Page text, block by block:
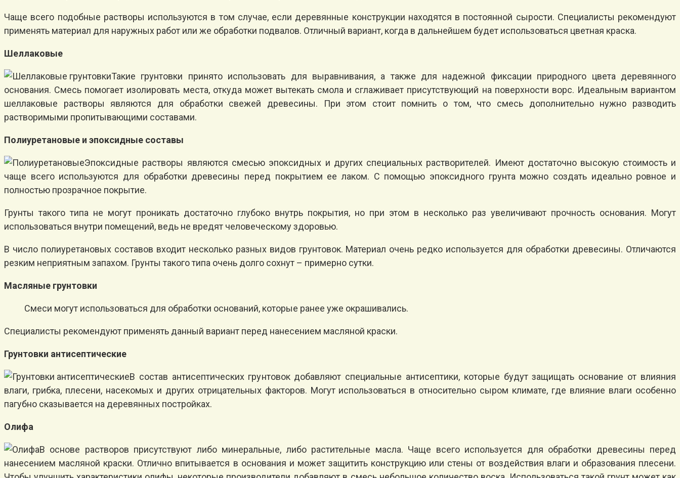
Чаще всего подобные растворы используются в том случае, если деревянные конструкции находятся в постоянной сырости. Специалисты рекомендуют
применять материал для наружных работ или же обработки подвалов. Отличный вариант, когда в дальнейшем будет использоваться цветная краска.
Шеллаковые
Такие грунтовки принято использовать для выравнивания, а также для надежной фиксации природного цвета деревянного
основания. Смесь помогает изолировать места, откуда может вытекать смола и сглаживает присутствующий на поверхности ворс. Идеальным вариантом
шеллаковые растворы являются для обработки свежей древесины. При этом стоит помнить о том, что смесь дополнительно нужно разводить
растворимыми пропитывающими составами.
Полиуретановые и эпоксидные составы
Эпоксидные растворы являются смесью эпоксидных и других специальных растворителей. Имеют достаточно высокую стоимость и
чаще всего используются для обработки древесины перед покрытием ее лаком. С помощью эпоксидного грунта можно создать идеально ровное и
полностью прозрачное покрытие.
Грунты такого типа не могут проникать достаточно глубоко внутрь покрытия, но при этом в несколько раз увеличивают прочность основания. Могут
использоваться внутри помещений, ведь не вредят человеческому здоровью.
В число полиуретановых составов входит несколько разных видов грунтовок. Материал очень редко используется для обработки древесины. Отличаются
резким неприятным запахом. Грунты такого типа очень долго сохнут – примерно сутки.
Масляные грунтовки
Смеси могут использоваться для обработки оснований, которые ранее уже окрашивались.
Специалисты рекомендуют применять данный вариант перед нанесением масляной краски.
Грунтовки антисептические
В состав антисептических грунтовок добавляют специальные антисептики, которые будут защищать основание от влияния
влаги, грибка, плесени, насекомых и других отрицательных факторов. Могут использоваться в относительно сыром климате, где влияние влаги особенно
пагубно сказывается на деревянных постройках.
Олифа
В основе растворов присутствуют либо минеральные, либо растительные масла. Чаще всего используется для обработки древесины перед
нанесением масляной краски. Отлично впитывается в основания и может защитить конструкцию или стены от воздействия влаги и образования плесени.